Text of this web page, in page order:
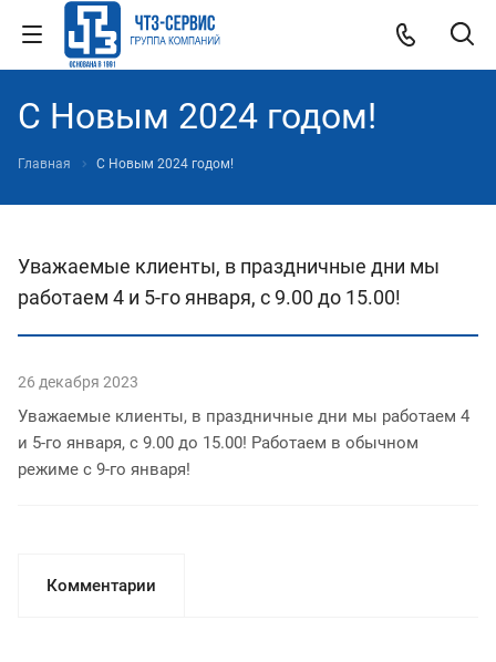
С Новым 2024 годом!
Главная С Новым 2024 годом!
Уважаемые клиенты, в праздничные дни мы
работаем 4 и 5-го января, с 9.00 до 15.00!
26 декабря 2023
Уважаемые клиенты, в праздничные дни мы работаем 4
и 5-го января, с 9.00 до 15.00! Работаем в обычном
режиме с 9-го января!
Комментарии